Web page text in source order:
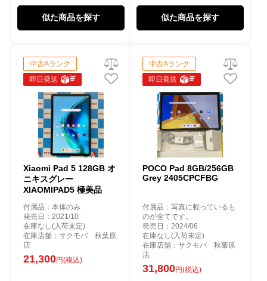
似た商品を探す 似た商品を探す
中古Aランク
即日発送
Xiaomi Pad 5 128GB オ
ニキスグレー
XIAOMIPAD5 極美品
付属品：本体のみ
発売日：2021/10
在庫なし(入荷未定)
在庫店舗：サクモバ 秋葉原
店
21,300円(税込)
中古Aランク
即日発送
POCO Pad 8GB/256GB
Grey 2405CPCFBG
付属品：写真に載っているも
のが全てです。
発売日：2024/06
在庫なし(入荷未定)
在庫店舗：サクモバ 秋葉原
店
31,800円(税込)